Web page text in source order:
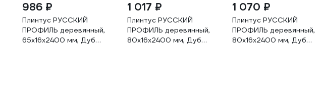
986 ₽
Плинтус РУССКИЙ
ПРОФИЛЬ деревянный,
65х16х2400 мм, Дуб
1 017 ₽
Плинтус РУССКИЙ
ПРОФИЛЬ деревянный,
80х16х2400 мм, Дуб
1 070 ₽
Плинтус РУССКИЙ
ПРОФИЛЬ деревянный,
80х16х2400 мм, Дуб